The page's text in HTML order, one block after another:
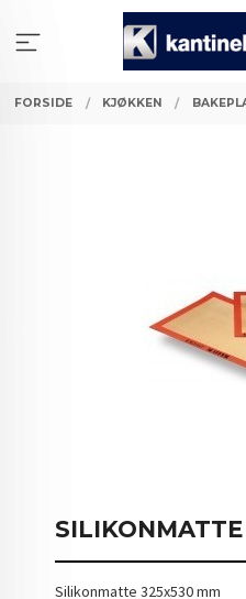
innholdet
FORSIDE KJØKKEN
Silikonmatte 325x530 mm